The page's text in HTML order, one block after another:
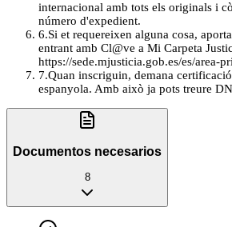
internacional amb tots els originals i
número d'expedient.
6.Si et requereixen alguna cosa,
entrant amb Cl@ve a Mi Carpeta
https://sede.mjusticia.gob.es/es/area-
7.Quan inscriguin, demana
espanyola. Amb això ja pots treure
Documentos necesarios
8